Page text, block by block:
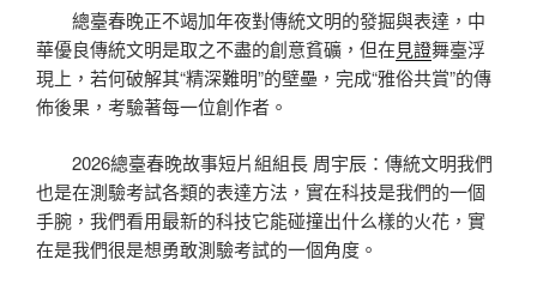
總臺春晚正不竭加年夜對傳統文明的發掘與表達，中
華優良傳統文明是取之不盡的創意貧礦，但在見證舞臺浮
現上，若何破解其“精深難明”的壁壘，完成“雅俗共賞”的傳
佈後果，考驗著每一位創作者。
2026總臺春晚故事短片組組長 周宇辰：傳統文明我們
也是在測驗考試各類的表達方法，實在科技是我們的一個
手腕，我們看用最新的科技它能碰撞出什么樣的火花，實
在是我們很是想勇敢測驗考試的一個角度。